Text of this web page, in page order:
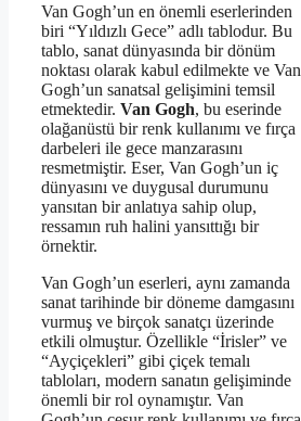
Van Gogh’un en önemli eserlerinden
biri “Yıldızlı Gece” adlı tablodur. Bu
tablo, sanat dünyasında bir dönüm
noktası olarak kabul edilmekte ve Van
Gogh’un sanatsal gelişimini temsil
etmektedir. Van Gogh, bu eserinde
olağanüstü bir renk kullanımı ve fırça
darbeleri ile gece manzarasını
resmetmiştir. Eser, Van Gogh’un iç
dünyasını ve duygusal durumunu
yansıtan bir anlatıya sahip olup,
ressamın ruh halini yansıttığı bir
örnektir.
Van Gogh’un eserleri, aynı zamanda
sanat tarihinde bir döneme damgasını
vurmuş ve birçok sanatçı üzerinde
etkili olmuştur. Özellikle “İrisler” ve
“Ayçiçekleri” gibi çiçek temalı
tabloları, modern sanatın gelişiminde
önemli bir rol oynamıştır. Van